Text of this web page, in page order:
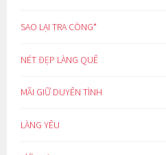
SAO LẠI TRA CÒNG*
NÉT ĐẸP LÀNG QUÊ
MÃI GIỮ DUYÊN TÌNH
LÀNG YÊU